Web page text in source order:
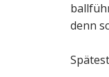
denn